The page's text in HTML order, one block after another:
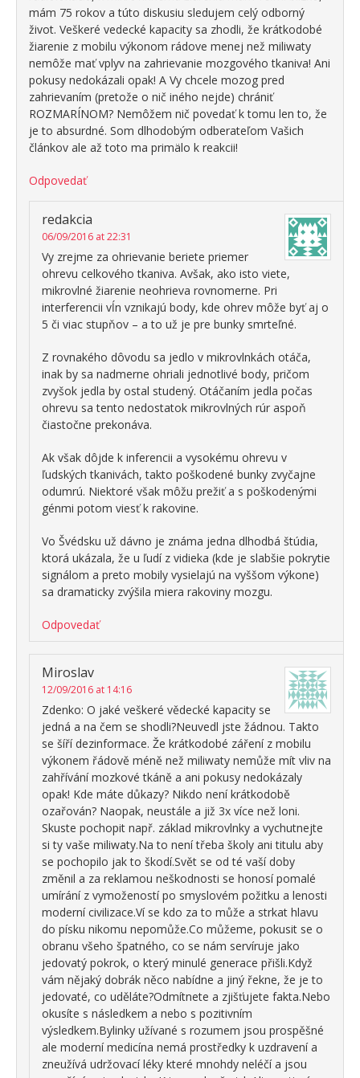
mám 75 rokov a túto diskusiu sledujem celý odborný
život. Veškeré vedecké kapacity sa zhodli, že krátkodobé
žiarenie z mobilu výkonom rádove menej než miliwaty
nemôže mať vplyv na zahrievanie mozgového tkaniva! Ani
pokusy nedokázali opak! A Vy chcele mozog pred
zahrievaním (pretože o nič iného nejde) chrániť
ROZMARÍNOM? Nemôžem nič povedať k tomu len to, že
je to absurdné. Som dlhodobým odberateľom Vašich
článkov ale až toto ma primälo k reakcii!
Odpovedať
redakcia
06/09/2016 at 22:31
Vy zrejme za ohrievanie beriete priemer
ohrevu celkového tkaniva. Avšak, ako isto viete,
mikrovlné žiarenie neohrieva rovnomerne. Pri
interferencii vĺn vznikajú body, kde ohrev môže byť aj o
5 či viac stupňov – a to už je pre bunky smrteľné.
Z rovnakého dôvodu sa jedlo v mikrovlnkách otáča,
inak by sa nadmerne ohriali jednotlivé body, pričom
zvyšok jedla by ostal studený. Otáčaním jedla počas
ohrevu sa tento nedostatok mikrovlných rúr aspoň
čiastočne prekonáva.
Ak však dôjde k inferencii a vysokému ohrevu v
ľudských tkanivách, takto poškodené bunky zvyčajne
odumrú. Niektoré však môžu prežiť a s poškodenými
génmi potom viesť k rakovine.
Vo Švédsku už dávno je známa jedna dlhodbá štúdia,
ktorá ukázala, že u ľudí z vidieka (kde je slabšie pokrytie
signálom a preto mobily vysielajú na vyššom výkone)
sa dramaticky zvýšila miera rakoviny mozgu.
Odpovedať
Miroslav
12/09/2016 at 14:16
Zdenko: O jaké veškeré vědecké kapacity se
jedná a na čem se shodli?Neuvedl jste žádnou. Takto
se šíří dezinformace. Že krátkodobé záření z mobilu
výkonem řádově méně než miliwaty nemůže mít vliv na
zahřívání mozkové tkáně a ani pokusy nedokázaly
opak! Kde máte důkazy? Nikdo není krátkodobě
ozařován? Naopak, neustále a již 3x více než loni.
Skuste pochopit např. základ mikrovlnky a vychutnejte
si ty vaše miliwaty.Na to není třeba školy ani titulu aby
se pochopilo jak to škodí.Svět se od té vaší doby
změnil a za reklamou neškodnosti se honosí pomalé
umírání z vymožeností po smyslovém požitku a lenosti
moderní civilizace.Ví se kdo za to může a strkat hlavu
do písku nikomu nepomůže.Co můžeme, pokusit se o
obranu všeho špatného, co se nám servíruje jako
jedovatý pokrok, o který minulé generace přišli.Když
vám nějaký dobrák něco nabídne a jiný řekne, že je to
jedovaté, co uděláte?Odmítnete a zjišťujete fakta.Nebo
okusíte s následkem a nebo s pozitivním
výsledkem.Bylinky užívané s rozumem jsou prospěšné
ale moderní medicína nemá prostředky k uzdravení a
zneužívá udržovací léky které mnohdy neléčí a jsou